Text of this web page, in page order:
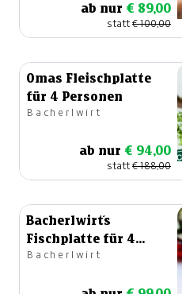
ab nur € 89,00
statt€ 100,00
Omas Fleischplatte
für 4 Personen
Bacherlwirt
ab nur € 94,00
statt€ 188,00
Bacherlwirt´s
Fischplatte für 4
Personen
Bacherlwirt